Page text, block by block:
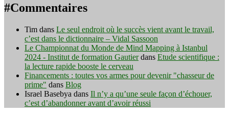
#Commentaires
Tim dans Le seul endroit où le succès vient avant le travail,
c’est dans le dictionnaire – Vidal Sassoon
Le Championnat du Monde de Mind Mapping à Istanbul
2024 - Institut de formation Gautierdans Etude scientifique :
la lecture rapide booste le cerveau
Financements : toutes vos armes pour devenir "chasseur de
prime" dans Blog
Israel Basebya dans Il n’y a qu’une seule façon d’échouer,
c’est d’abandonner avant d’avoir réussi